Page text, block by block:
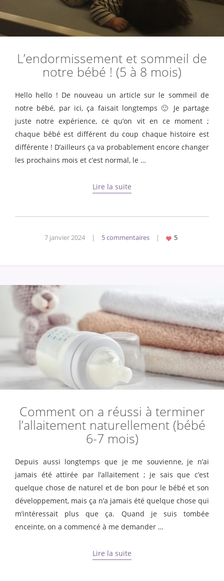
L’endormissement et sommeil de
notre bébé ! (5 à 8 mois)
Hello hello ! De nouveau un article sur le sommeil de
notre bébé, par ici, ça faisait longtemps 🙂 Je partage
juste notre expérience, ce qu’on vit en ce moment ;
chaque bébé est différent du coup chaque histoire est
différente ! D’ailleurs ça va probablement encore changer
les prochains mois et c’est normal, le …
Lire la suite
7 janvier 2024 | 5 commentaires |
Comment on a réussi à terminer
l’allaitement naturellement (bébé
6-7 mois)
Depuis aussi longtemps que je me souvienne, je n’ai
jamais été attirée par l’allaitement ; je sais que c’est
quelque chose de naturel et de bon pour le bébé et son
développement, mais ça n’a jamais été quelque chose qui
m’intéressait plus que ça. Quand je suis tombée
enceinte, on a commencé à me demander …
Lire la suite